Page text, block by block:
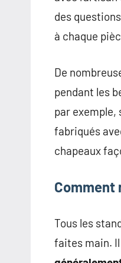
des
à chaque
De
pendant les
par exemple,
fabriqués
chapeaux
Comment
Tous les
faites main.